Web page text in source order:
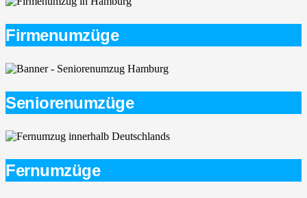
Firmenumzüge
Seniorenumzüge
Fernumzüge